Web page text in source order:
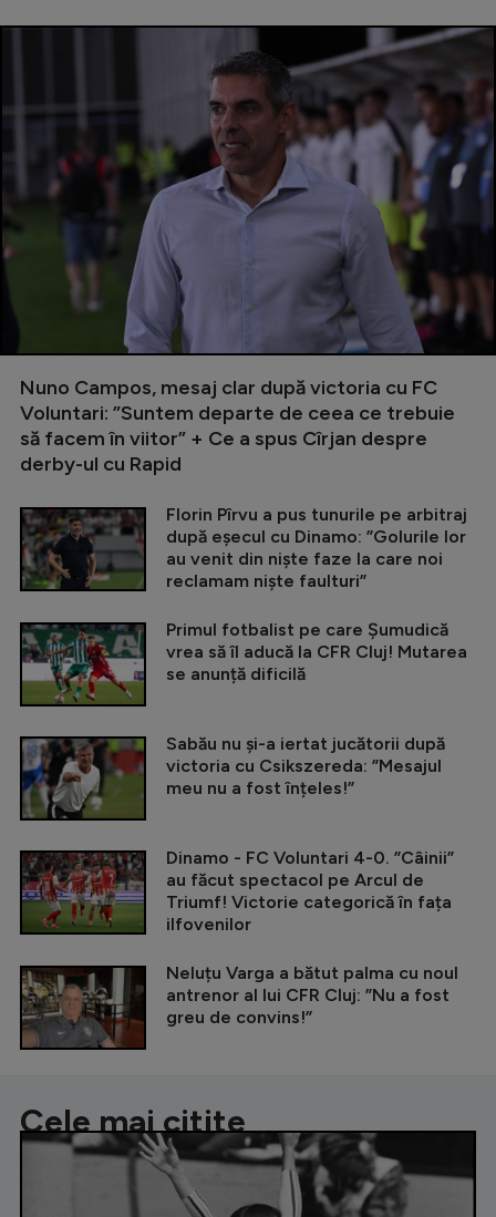
Nuno Campos, mesaj clar după victoria cu FC
Voluntari: ”Suntem departe de ceea ce trebuie
să facem în viitor” + Ce a spus Cîrjan despre
derby-ul cu Rapid
Florin Pîrvu a pus tunurile pe arbitraj
după eșecul cu Dinamo: ”Golurile lor
au venit din niște faze la care noi
reclamam niște faulturi”
Primul fotbalist pe care Șumudică
vrea să îl aducă la CFR Cluj! Mutarea
se anunță dificilă
Sabău nu și-a iertat jucătorii după
victoria cu Csikszereda: ”Mesajul
meu nu a fost înțeles!”
Dinamo - FC Voluntari 4-0. ”Câinii”
au făcut spectacol pe Arcul de
Triumf! Victorie categorică în fața
ilfovenilor
Neluțu Varga a bătut palma cu noul
antrenor al lui CFR Cluj: ”Nu a fost
greu de convins!”
Cele mai citite